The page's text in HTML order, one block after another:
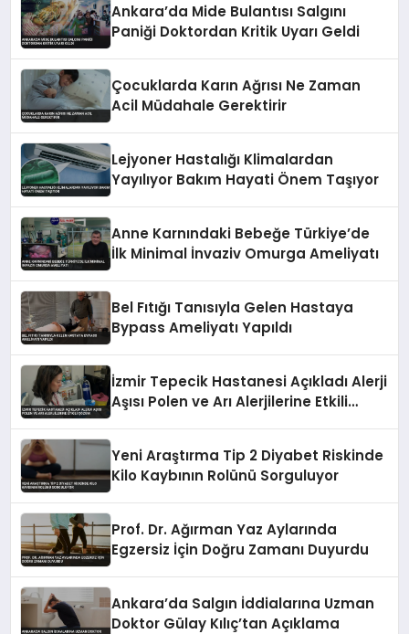
Ankara’da Mide Bulantısı Salgını
Paniği Doktordan Kritik Uyarı Geldi
Çocuklarda Karın Ağrısı Ne Zaman
Acil Müdahale Gerektirir
Lejyoner Hastalığı Klimalardan
Yayılıyor Bakım Hayati Önem Taşıyor
Anne Karnındaki Bebeğe Türkiye’de
İlk Minimal İnvaziv Omurga Ameliyatı
Bel Fıtığı Tanısıyla Gelen Hastaya
Bypass Ameliyatı Yapıldı
İzmir Tepecik Hastanesi Açıkladı Alerji
Aşısı Polen ve Arı Alerjilerine Etkili
Yeni Araştırma Tip 2 Diyabet Riskinde
Kilo Kaybının Rolünü Sorguluyor
Prof. Dr. Ağırman Yaz Aylarında
Egzersiz İçin Doğru Zamanı Duyurdu
Ankara’da Salgın İddialarına Uzman
Doktor Gülay Kılıç’tan Açıklama